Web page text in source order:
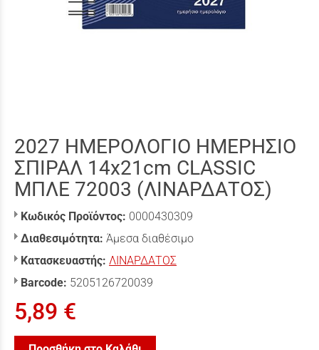
2027 ΗΜΕΡΟΛΟΓΙΟ ΗΜΕΡΗΣΙΟ
ΣΠΙΡΑΛ 14x21cm CLASSIC
ΜΠΛΕ 72003 (ΛΙΝΑΡΔΑΤΟΣ)
Κωδικός Προϊόντος: 0000430309
Διαθεσιμότητα: Άμεσα διαθέσιμο
Κατασκευαστής: ΛΙΝΑΡΔΑΤΟΣ
Barcode: 5205126720039
5,89 €